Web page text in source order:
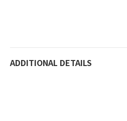
ADDITIONAL DETAILS